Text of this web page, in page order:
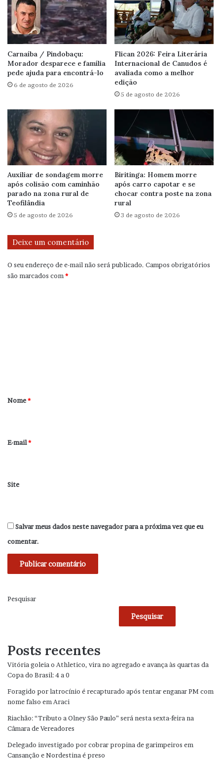
Carnaíba / Pindobaçu:
Morador desparece e família
pede ajuda para encontrá-lo
6 de agosto de 2026
Flican 2026: Feira Literária
Internacional de Canudos é
avaliada como a melhor
edição
5 de agosto de 2026
Auxiliar de sondagem morre
após colisão com caminhão
parado na zona rural de
Teofilândia
5 de agosto de 2026
Biritinga: Homem morre
após carro capotar e se
chocar contra poste na zona
rural
3 de agosto de 2026
Deixe um comentário
O seu endereço de e-mail não será publicado. Campos obrigatórios
são marcados com*
r
*
Nome*
E-mail*
Site
Salvar meus dados neste navegador para a próxima vez que eu
comentar.
Pesquisar
Pesquisar
Posts recentes
Vitória goleia o Athletico, vira no agregado e avança às quartas da
Copa do Brasil: 4 a 0
Foragido por latrocínio é recapturado após tentar enganar PM com
nome falso em Araci
Riachão: “Tributo a Olney São Paulo” será nesta sexta-feira na
Câmara de Vereadores
Delegado investigado por cobrar propina de garimpeiros em
Cansanção e Nordestina é preso